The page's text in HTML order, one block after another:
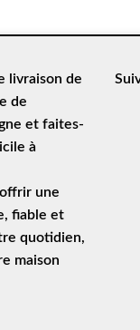
livraison de
de
et faites-
à
une
, fiable et
quotidien,
maison